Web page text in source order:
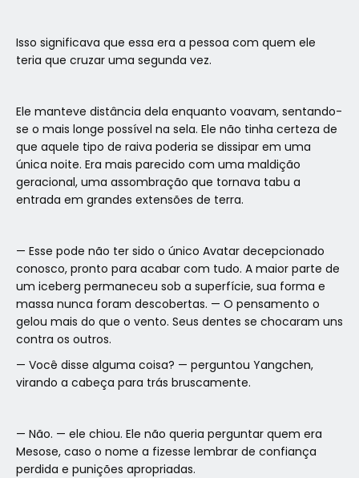
Isso significava que essa era a pessoa com quem ele
teria que cruzar uma segunda vez.
Ele manteve distância dela enquanto voavam, sentando-
se o mais longe possível na sela. Ele não tinha certeza de
que aquele tipo de raiva poderia se dissipar em uma
única noite. Era mais parecido com uma maldição
geracional, uma assombração que tornava tabu a
entrada em grandes extensões de terra.
— Esse pode não ter sido o único Avatar decepcionado
conosco, pronto para acabar com tudo. A maior parte de
um iceberg permaneceu sob a superfície, sua forma e
massa nunca foram descobertas. — O pensamento o
gelou mais do que o vento. Seus dentes se chocaram uns
contra os outros.
— Você disse alguma coisa? — perguntou Yangchen,
virando a cabeça para trás bruscamente.
— Não. — ele chiou. Ele não queria perguntar quem era
Mesose, caso o nome a fizesse lembrar de confiança
perdida e punições apropriadas.